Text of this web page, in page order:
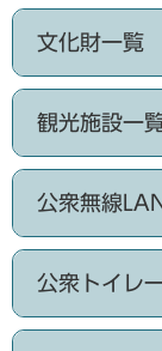
文化財一覧
観光施設一
公衆無線
公衆トイレ